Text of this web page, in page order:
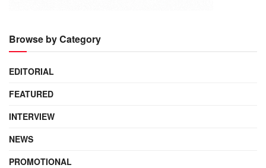
Browse by Category
EDITORIAL
FEATURED
INTERVIEW
NEWS
PROMOTIONAL